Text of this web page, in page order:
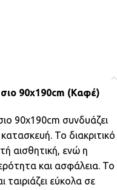
90x190cm (Καφέ)
90x190cm συνδυάζει
Το διακριτικό
αισθητική, ενώ η
και ασφάλεια. Το
εύκολα σε